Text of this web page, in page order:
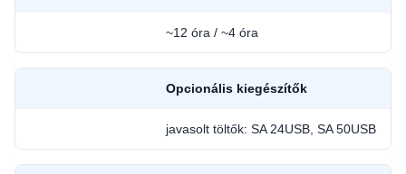
~12 óra / ~4 óra
Opcionális kiegészítők
javasolt töltők: SA 24USB, SA 50USB